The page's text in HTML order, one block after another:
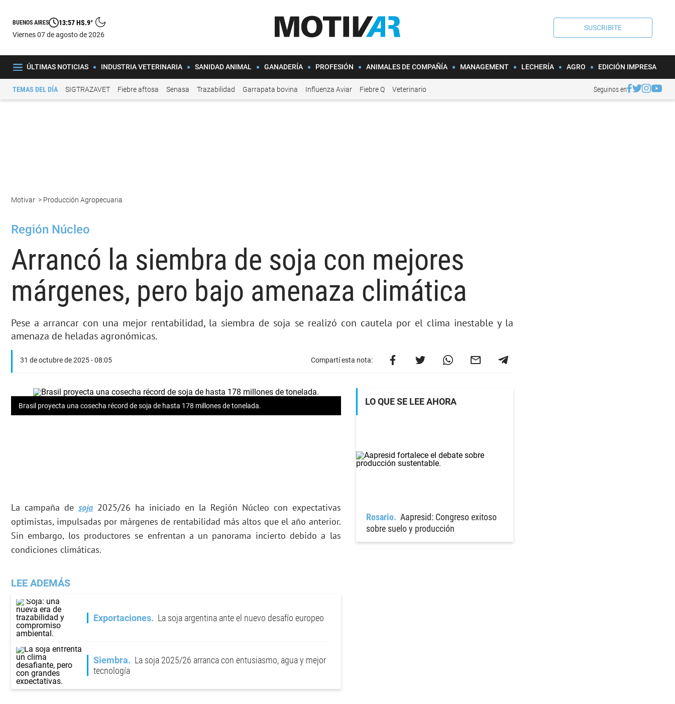
BUENOS AIRES 13:57 HS.9°
viernes 07 de agosto de 2026
SUSCRIBITE
ÚLTIMAS NOTICIAS INDUSTRIA VETERINARIA SANIDAD ANIMAL GANADERÍA PROFESIÓN ANIMALES DE COMPAÑÍA MANAGEMENT LECHERÍA AGRO EDICIÓN IMPRESA
TEMAS DEL DÍA SIGTRAZAVET Fiebre aftosa Senasa Trazabilidad Garrapata bovina Influenza Aviar Fiebre Q Veterinario Seguinos en
Motivar > Producción Agropecuaria
Región Núcleo
Arrancó la siembra de soja con mejores
márgenes, pero bajo amenaza climática
Pese a arrancar con una mejor rentabilidad, la siembra de soja se realizó con cautela por el clima inestable y la
amenaza de heladas agronómicas.
31 de octubre de 2025 - 08:05 Compartí esta nota:
Brasil proyecta una cosecha récord de soja de hasta 178 millones de tonelada.
La campaña de soja2025/26 ha iniciado en la Región Núcleo con expectativas
optimistas, impulsadas por márgenes de rentabilidad más altos que el año anterior.
Sin embargo, los productores se enfrentan a un panorama incierto debido a las
condiciones climáticas.
LEE ADEMÁS
Exportaciones La soja argentina ante el nuevo desafío europeo
Siembra
La soja 2025/26 arranca con entusiasmo, agua y mejor
tecnología
LO QUE SE LEE AHORA
Rosario
Aapresid: Congreso exitoso
sobre suelo y producción